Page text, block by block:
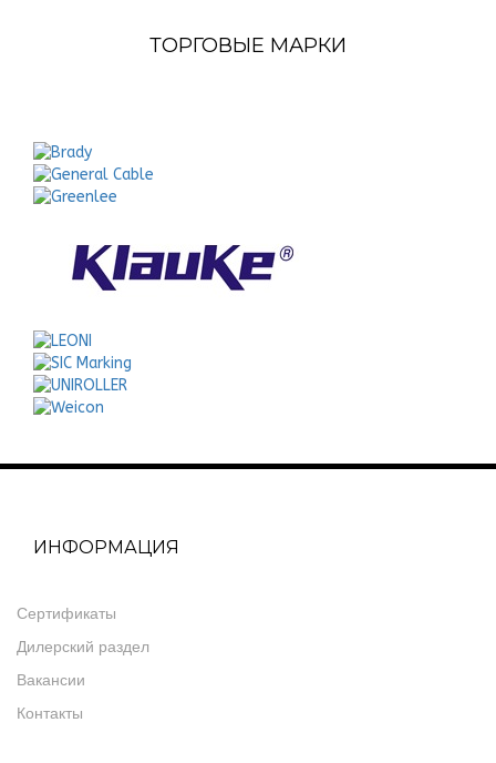
ТОРГОВЫЕ МАРКИ
ИНФОРМАЦИЯ
Сертификаты
Дилерский раздел
Вакансии
Контакты